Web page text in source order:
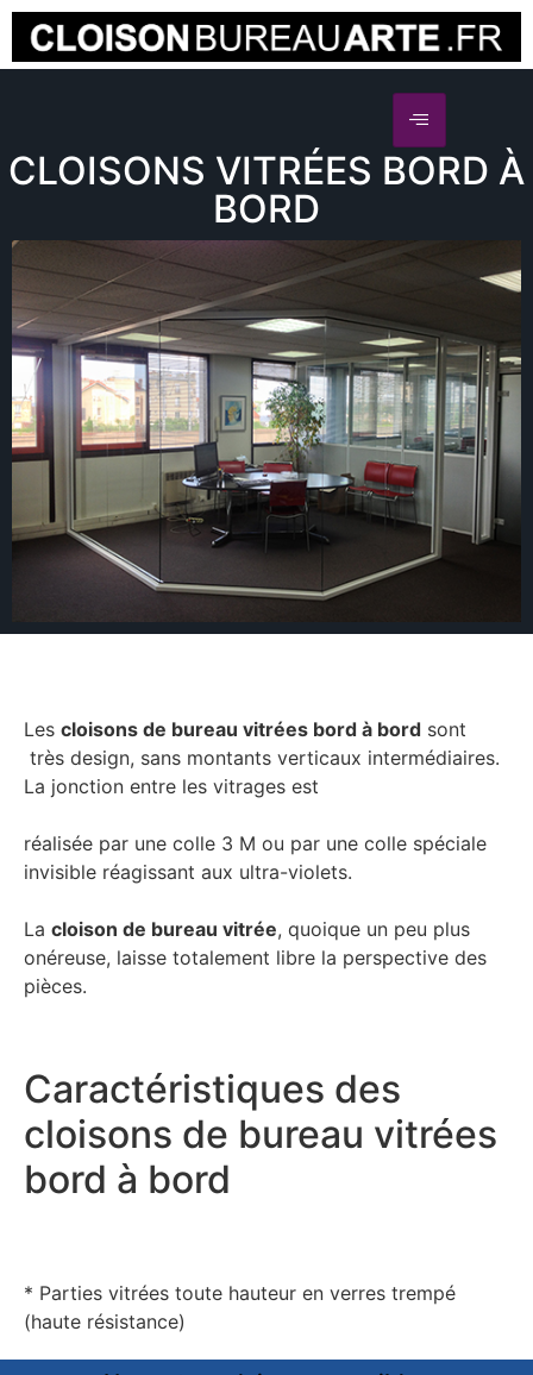
CLOISONS VITRÉES BORD À
BORD
Les cloisons de bureau vitrées bord à bord sont
très design, sans montants verticaux intermédiaires.
La jonction entre les vitrages est
réalisée par une colle 3 M ou par une colle spéciale
invisible réagissant aux ultra-violets.
La cloison de bureau vitrée, quoique un peu plus
onéreuse, laisse totalement libre la perspective des
pièces.
Caractéristiques des
cloisons de bureau vitrées
bord à bord
* Parties vitrées toute hauteur en verres trempé
(haute résistance)